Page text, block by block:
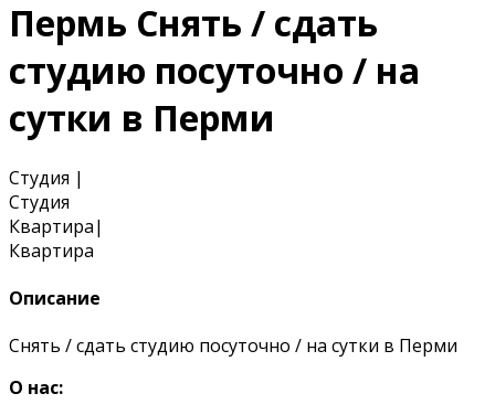
Пермь Снять / сдать
студию посуточно / на
сутки в Перми
Студия |
Студия
Квартира|
Квартира
Описание
Снять / сдать студию посуточно / на сутки в Перми
О нас: